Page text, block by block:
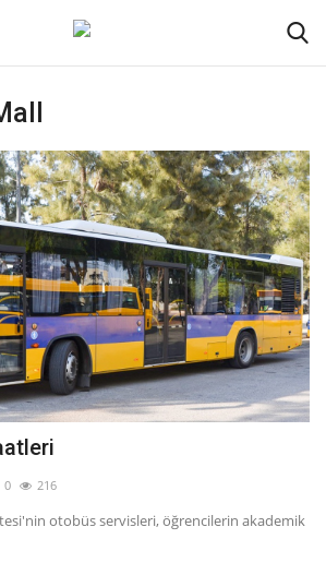
0 216
otobüs servisleri, öğrencilerin akademik